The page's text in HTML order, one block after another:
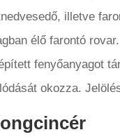
illetve
élő farontó
fenyőanyagot
okozza.